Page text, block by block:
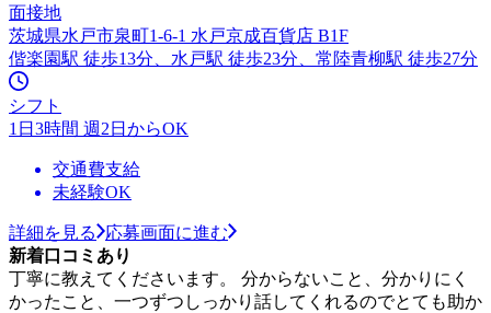
面接地
茨城県水戸市泉町1-6-1 水戸京成百貨店 B1F
偕楽園駅 徒歩13分、水戸駅 徒歩23分、常陸青柳駅 徒歩27分
シフト
1日3時間 週2日からOK
交通費支給
未経験OK
詳細を見る
応募画面に進む
新着口コミあり
丁寧に教えてくださいます。 分からないこと、分かりにく
かったこと、一つずつしっかり話してくれるのでとても助か